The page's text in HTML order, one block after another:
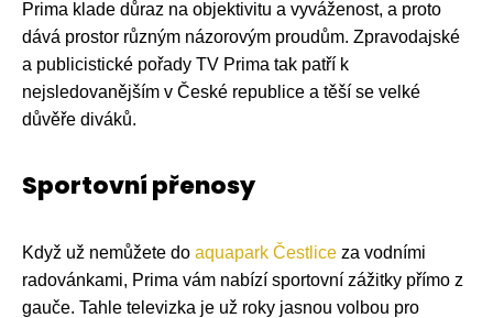
Prima klade důraz na objektivitu a vyváženost, a proto
dává prostor různým názorovým proudům. Zpravodajské
a publicistické pořady TV Prima tak patří k
nejsledovanějším v České republice a těší se velké
důvěře diváků.
Sportovní přenosy
Když už nemůžete do aquapark Čestlice za vodními
radovánkami, Prima vám nabízí sportovní zážitky přímo z
gauče. Tahle televizka je už roky jasnou volbou pro